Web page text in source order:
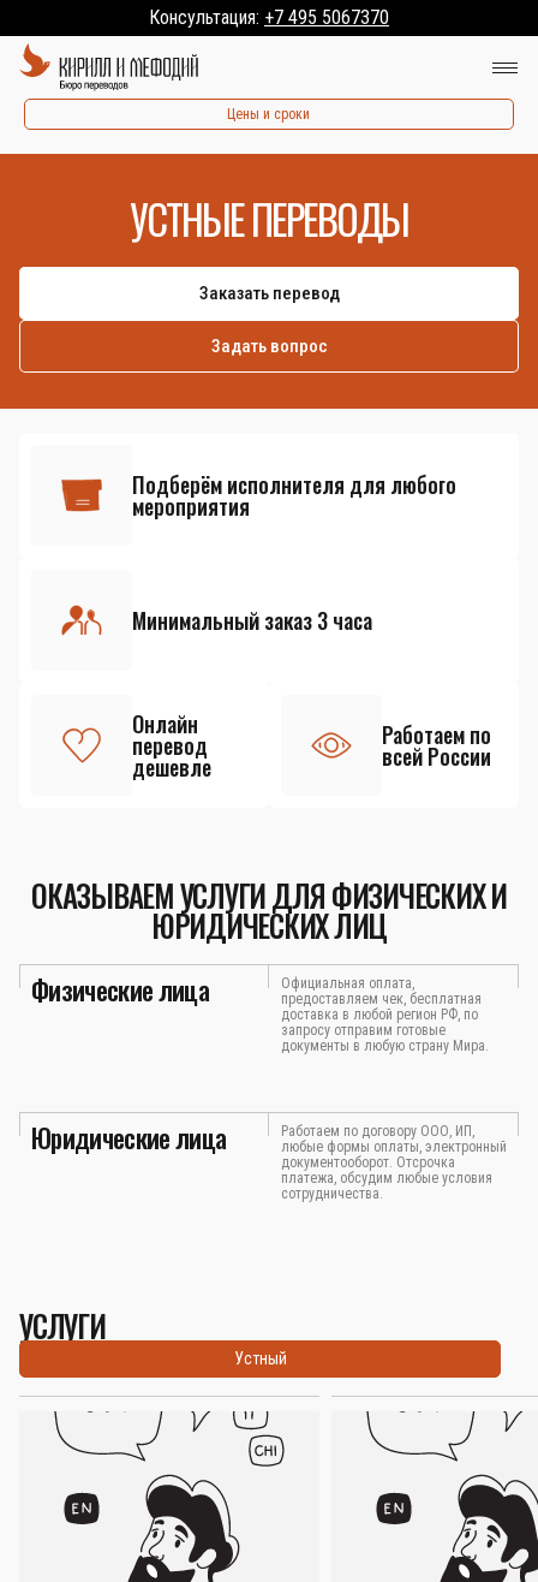
Консультация: +7 495 5067370
Цены и сроки
УСТНЫЕ ПЕРЕВОДЫ
Заказать перевод
Задать вопрос
Подберём исполнителя для любого
мероприятия
Минимальный заказ 3 часа
Онлайн
перевод
дешевле
Работаем по
всей России
ОКАЗЫВАЕМ УСЛУГИ ДЛЯ ФИЗИЧЕСКИХ И
ЮРИДИЧЕСКИХ ЛИЦ
Физические лица
Официальная оплата,
предоставляем чек, бесплатная
доставка в любой регион РФ, по
запросу отправим готовые
документы в любую страну Мира.
Юридические лица
Работаем по договору ООО, ИП,
любые формы оплаты, электронный
документооборот. Отсрочка
платежа, обсудим любые условия
сотрудничества.
УСЛУГИ
Устный